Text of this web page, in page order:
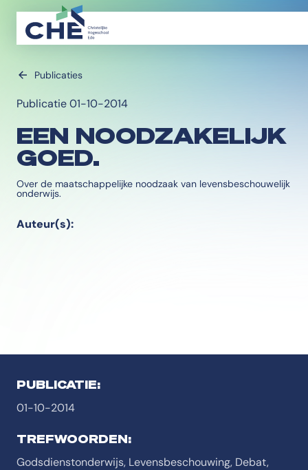
Publicaties
Publicatie 01-10-2014
EEN NOODZAKELIJK
GOED.
Over de maatschappelijke noodzaak van levensbeschouwelijk
onderwijs.
Auteur(s):
PUBLICATIE:
01-10-2014
TREFWOORDEN:
Godsdienstonderwijs, Levensbeschouwing, Debat,